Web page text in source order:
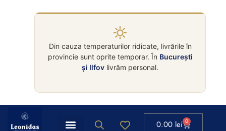
Din cauza temperaturilor ridicate, livrările în
provincie sunt oprite temporar. În București
și Ilfov livrăm personal.
0.00 lei 0